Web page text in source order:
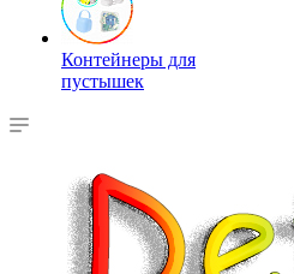
Контейнеры для
пустышек